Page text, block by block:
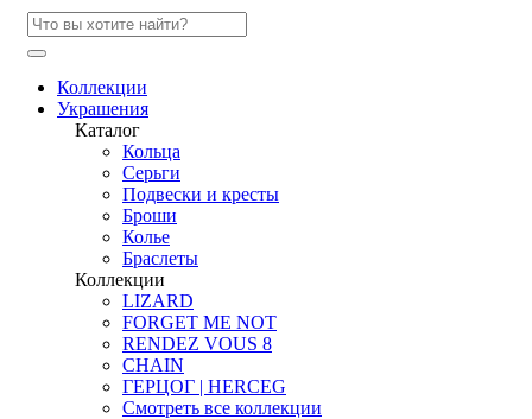
Коллекции
Украшения
Каталог
Кольца
Серьги
Подвески и кресты
Броши
Колье
Браслеты
Коллекции
LIZARD
FORGET ME NOT
RENDEZ VOUS 8
CHAIN
ГЕРЦОГ | HERCEG
Смотреть все коллекции